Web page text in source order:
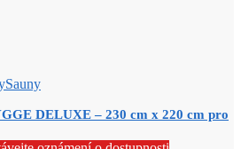
Sauny
DELUXE – 230 cm x 220 cm pro